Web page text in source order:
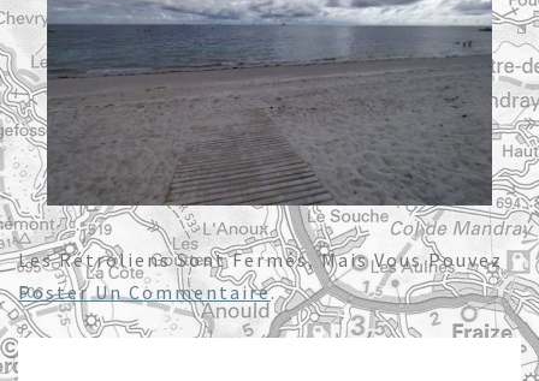
Les Rétroliens Sont Fermés, Mais Vous Pouvez
Poster Un Commentaire.